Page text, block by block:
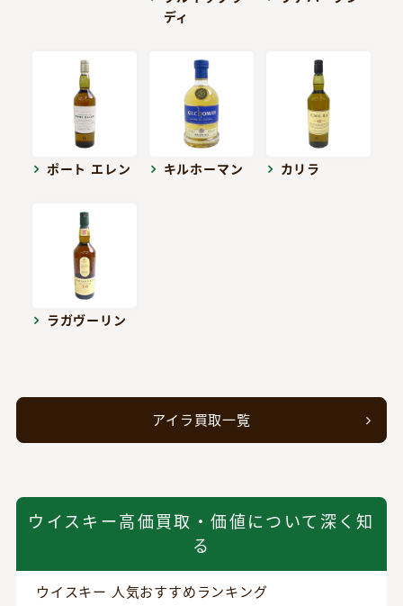
ディ
ポート エレン キルホーマン カリラ
ラガヴーリン
アイラ買取一覧
ウイスキー高価買取・価値について深く知
る
ウイスキー 人気おすすめランキング